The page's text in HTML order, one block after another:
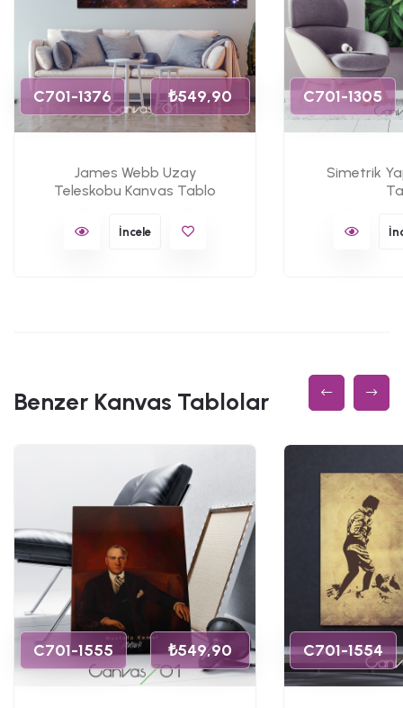
C701-1376 ₺549,90
James Webb Uzay
Teleskobu Kanvas Tablo
İncele
C701-1305
Simetrik
Benzer Kanvas Tablolar
C701-1555 ₺549,90 C701-1554